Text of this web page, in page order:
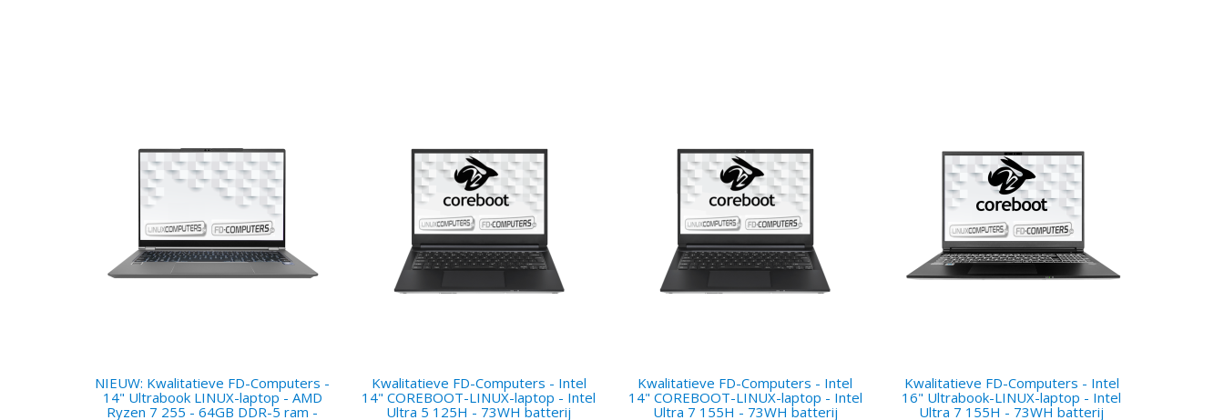
NIEUW: Kwalitatieve FD-Computers -
14" Ultrabook LINUX-laptop - AMD
Ryzen 7 255 - 64GB DDR-5 ram -
Kwalitatieve FD-Computers - Intel
14" COREBOOT-LINUX-laptop - Intel
Ultra 5 125H - 73WH batterij
Kwalitatieve FD-Computers - Intel
14" COREBOOT-LINUX-laptop - Intel
Ultra 7 155H - 73WH batterij
Kwalitatieve FD-Computers - Intel
16" Ultrabook-LINUX-laptop - Intel
Ultra 7 155H - 73WH batterij